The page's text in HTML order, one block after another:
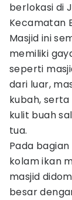
berlokasi di
Kecamatan
Masjid ini
memiliki
seperti
dari luar,
kubah,
kulit buah
tua.
Pada
kolam ikan
masjid
besar